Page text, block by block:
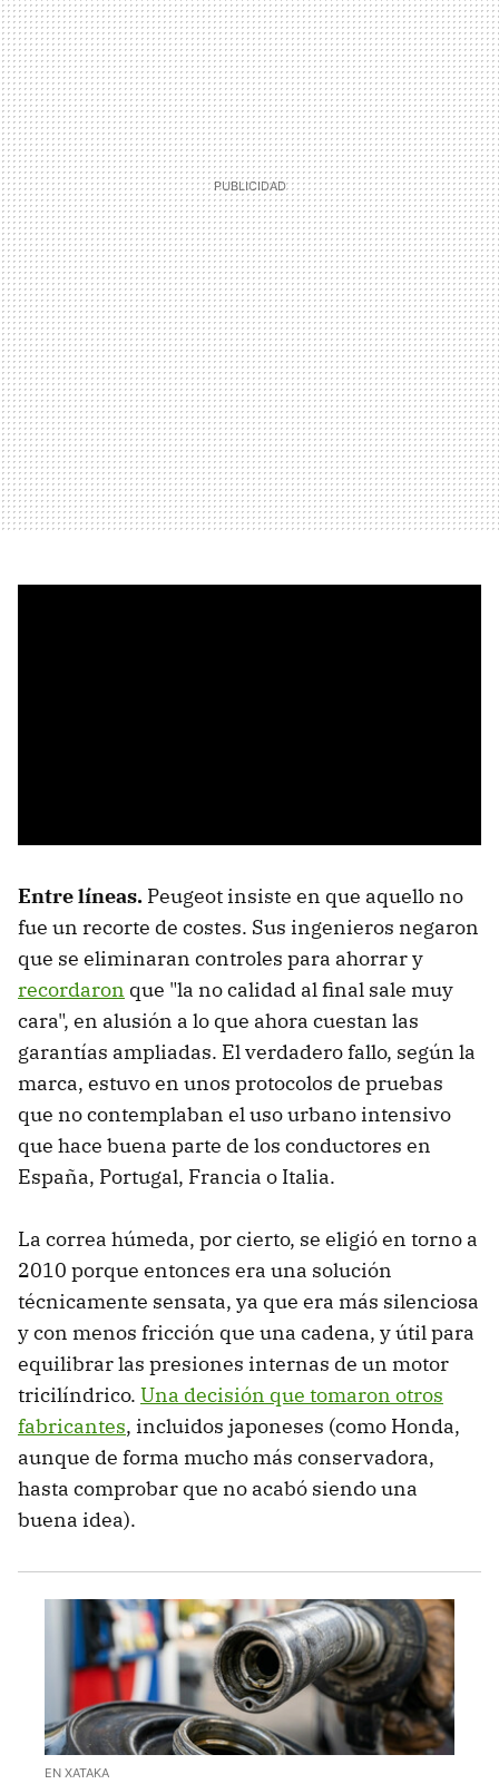
Entre líneas. Peugeot insiste en que aquello no
fue un recorte de costes. Sus ingenieros negaron
que se eliminaran controles para ahorrar y
recordaron que "la no calidad al final sale muy
cara", en alusión a lo que ahora cuestan las
garantías ampliadas. El verdadero fallo, según la
marca, estuvo en unos protocolos de pruebas
que no contemplaban el uso urbano intensivo
que hace buena parte de los conductores en
España, Portugal, Francia o Italia.
La correa húmeda, por cierto, se eligió en torno a
2010 porque entonces era una solución
técnicamente sensata, ya que era más silenciosa
y con menos fricción que una cadena, y útil para
equilibrar las presiones internas de un motor
tricilíndrico. Una decisión que tomaron otros
fabricantes, incluidos japoneses (como Honda,
aunque de forma mucho más conservadora,
hasta comprobar que no acabó siendo una
buena idea).
EN XATAKA